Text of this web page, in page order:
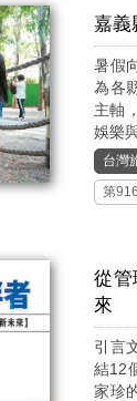
嘉義
暑假
為各
主軸
娛樂
台灣
第
從管
來
引言
結12
家珍